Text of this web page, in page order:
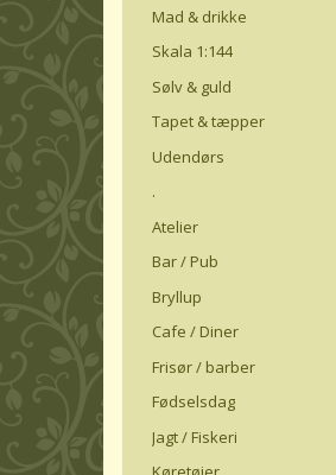
Mad & drikke
Skala 1:144
Sølv & guld
Tapet & tæpper
Udendørs
.
Atelier
Bar / Pub
Bryllup
Cafe / Diner
Frisør / barber
Fødselsdag
Jagt / Fiskeri